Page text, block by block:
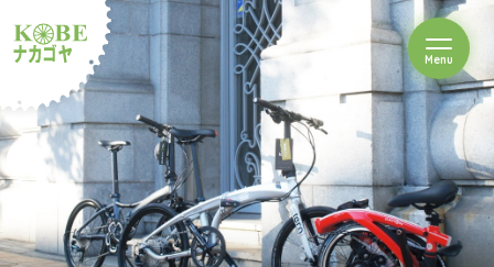
ルショップナカゴヤ
Menuを開閉